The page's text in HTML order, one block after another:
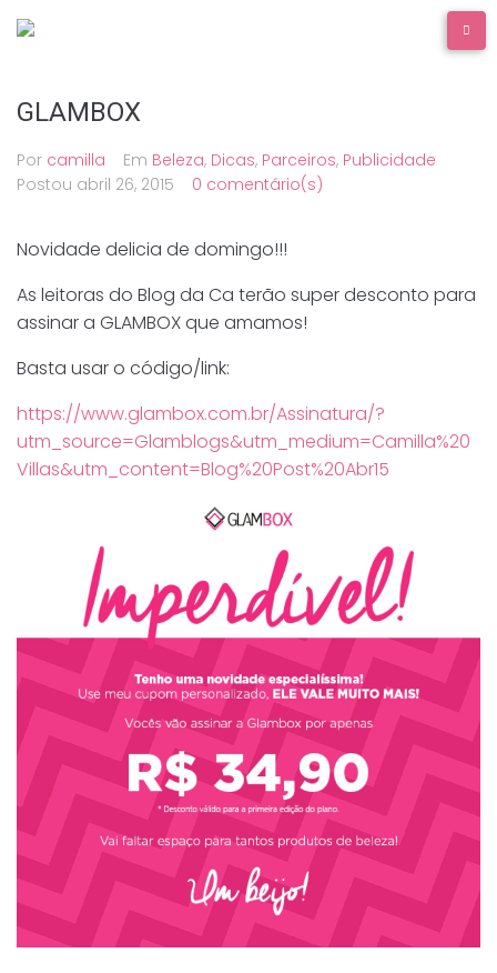
para
conteúdo
GLAMBOX
Por camilla Em Beleza, Dicas, Parceiros, Publicidade
Postou abril 26, 2015 0 comentário(s)
Novidade delicia de domingo!!!
As leitoras do Blog da Ca terão super desconto para
assinar a GLAMBOX que amamos!
Basta usar o código/link:
https://www.glambox.com.br/Assinatura/?
utm_source=Glamblogs&utm_medium=Camilla%20
Villas&utm_content=Blog%20Post%20Abr15